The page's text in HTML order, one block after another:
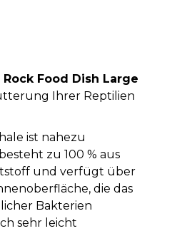
Food Dish Large
Ihrer Reptilien
ist nahezu
zu 100 % aus
und verfügt über
die das
Bakterien
sehr leicht